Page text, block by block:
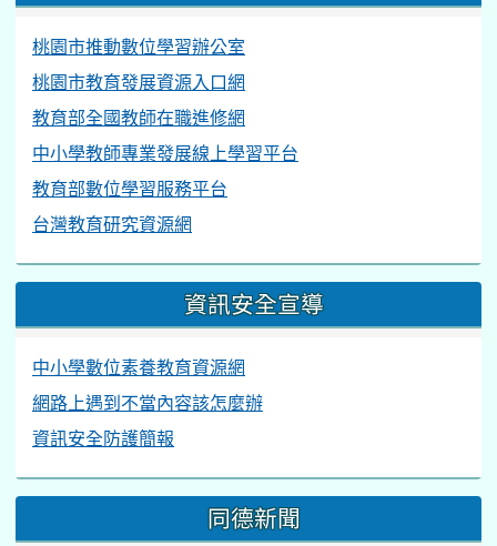
桃園市推動數位學習辦公室
桃園市教育發展資源入口網
教育部全國教師在職進修網
中小學教師專業發展線上學習平台
教育部數位學習服務平台
台灣教育研究資源網
資訊安全宣導
中小學數位素養教育資源網
網路上遇到不當內容該怎麼辦
資訊安全防護簡報
同德新聞